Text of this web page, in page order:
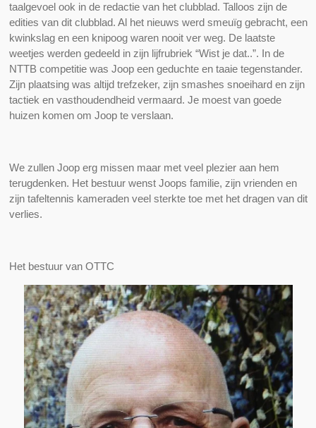
taalgevoel ook in de redactie van het clubblad. Talloos zijn de
edities van dit clubblad. Al het nieuws werd smeuïg gebracht, een
kwinkslag en een knipoog waren nooit ver weg. De laatste
weetjes werden gedeeld in zijn lijfrubriek “Wist je dat..”. In de
NTTB competitie was Joop een geduchte en taaie tegenstander.
Zijn plaatsing was altijd trefzeker, zijn smashes snoeihard en zijn
tactiek en vasthoudendheid vermaard. Je moest van goede
huizen komen om Joop te verslaan.
We zullen Joop erg missen maar met veel plezier aan hem
terugdenken. Het bestuur wenst Joops familie, zijn vrienden en
zijn tafeltennis kameraden veel sterkte toe met het dragen van dit
verlies.
Het bestuur van OTTC